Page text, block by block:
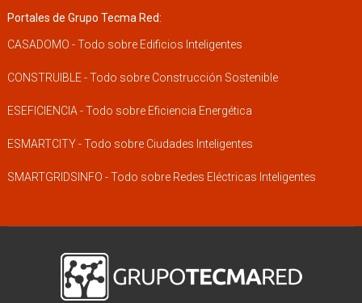
Portales de Grupo Tecma Red:
CASADOMO - Todo sobre Edificios Inteligentes
CONSTRUIBLE - Todo sobre Construcción Sostenible
ESEFICIENCIA - Todo sobre Eficiencia Energética
ESMARTCITY - Todo sobre Ciudades Inteligentes
SMARTGRIDSINFO - Todo sobre Redes Eléctricas Inteligentes